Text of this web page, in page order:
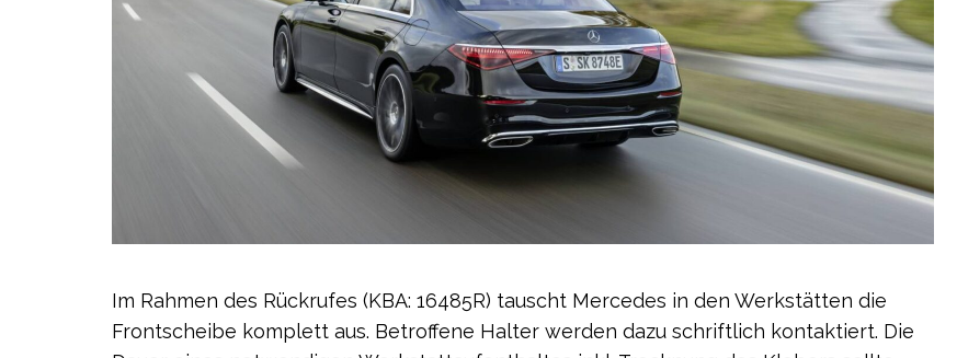
Im Rahmen des Rückrufes (KBA: 16485R) tauscht Mercedes in den Werkstätten die
Frontscheibe komplett aus. Betroffene Halter werden dazu schriftlich kontaktiert. Die